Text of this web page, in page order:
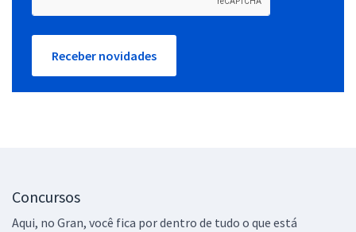
Receber novidades
Concursos
Aqui, no Gran, você fica por dentro de tudo o que está